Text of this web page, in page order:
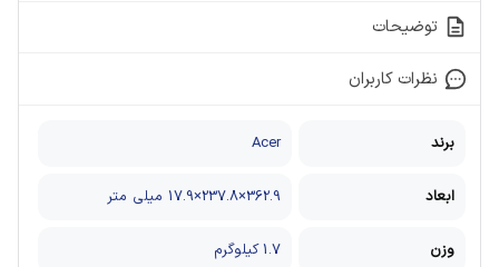
توضیحات
نظرات کاربران
برند Acer
ابعاد 362.9×237.8×17.9 میلی متر
وزن 1.7 کیلوگرم